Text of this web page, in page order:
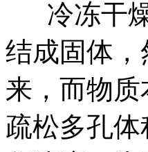
冷冻干燥
结成固体
来，而物
疏松多孔